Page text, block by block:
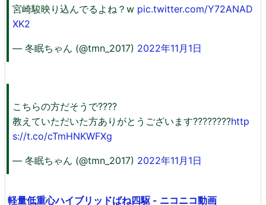
宮崎駿映り込んでるよね？w pic.twitter.com/Y72ANAD
XK2
— 冬眠ちゃん (@tmn_2017) 2022年11月1日
こちらの方だそうで????
教えていただいた方ありがとうございます????????http
s://t.co/cTmHNKWFXg
— 冬眠ちゃん (@tmn_2017) 2022年11月1日
軽量低重心ハイブリッドばね四駆 - ニコニコ動画